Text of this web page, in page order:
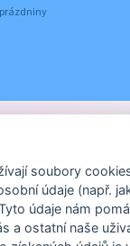
soubory
údaje (např.
údaje nám
a ostatní naše